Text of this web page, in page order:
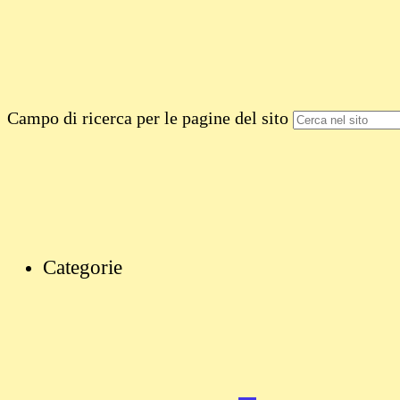
Campo di ricerca per le pagine del sito
Categorie